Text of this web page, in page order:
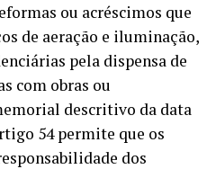
ou acréscimos que
de aeração e iluminação,
pela dispensa de
com obras ou
descritivo da data
54 permite que os
dos